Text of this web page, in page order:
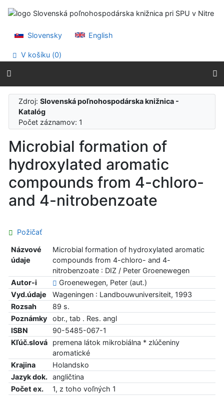
Prejsť na menu
Slovensky
English
V košíku (0)
Zdroj:Slovenská poľnohospodárska knižnica -
Katalóg
Počet záznamov: 1
Microbial formation of
hydroxylated aromatic
compounds from 4-chloro-
and 4-nitrobenzoate
Požičať
Názvové
údaje
Microbial formation of hydroxylated aromatic
compounds from 4-chloro- and 4-
nitrobenzoate : DIZ / Peter Groenewegen
Autor-i
Groenewegen, Peter (aut.)
Vyd.údaje
Wageningen : Landbouwuniversiteit, 1993
Rozsah
89 s.
Poznámky
obr., tab . Res. angl
ISBN
90-5485-067-1
Kľúč.slová
premena látok mikrobiálna * zlúčeniny
aromatické
Krajina
Holandsko
Jazyk dok.
angličtina
Počet ex.
1, z toho voľných 1